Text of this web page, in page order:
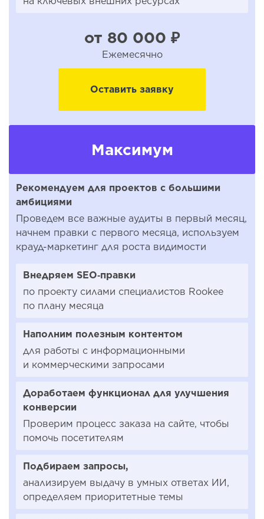
от 80 000 ₽
Ежемесячно
Оставить заявку
Максимум
Рекомендуем для проектов с большими
амбициями
Проведем все важные аудиты в первый месяц,
начнем правки с первого месяца, используем
крауд-маркетинг для роста видимости
Внедряем SEO‑правки
по проекту силами специалистов Rookee
по плану месяца
Наполним полезным контентом
для работы с информационными
и коммерческими запросами
Доработаем функционал для улучшения
конверсии
Проверим процесс заказа на сайте, чтобы
помочь посетителям
Подбираем запросы,
анализируем выдачу в умных ответах ИИ,
определяем приоритетные темы